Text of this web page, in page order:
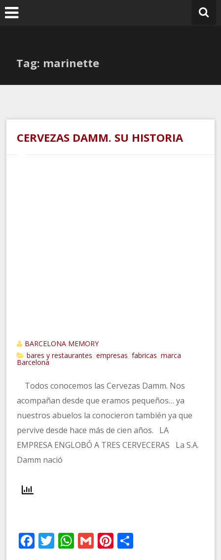
Ir
al
Tag: marinette
CERVEZAS DAMM. SU HISTORIA
BARCELONA MEMORY
bares y restaurantes
,empresas ,fabricas ,marca
Barcelona
Todos conocemos las Cervezas Damm. Nos
acompañan desde que eramos pequeños… ya
nuestros abuelos la conocieron también ya que
pervive desde hace más de cien años. LA
EMPRESA ENGLOBÓ A TRES CERVECERAS La S.A.
Damm nació
Facebook
Twitter
WhatsApp
GmailPinterest